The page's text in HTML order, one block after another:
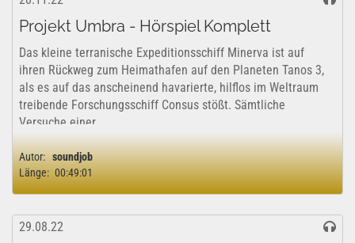
Projekt Umbra - Hörspiel Komplett
Das kleine terranische Expeditionsschiff Minerva ist auf
ihren Rückweg zum Heimathafen auf den Planeten Tanos 3,
als es auf das anscheinend havarierte, hilflos im Weltraum
treibende Forschungsschiff Consus stößt. Sämtliche
Versuche einer...
Autor: soundjob
Länge: 00:49:01
29.08.22